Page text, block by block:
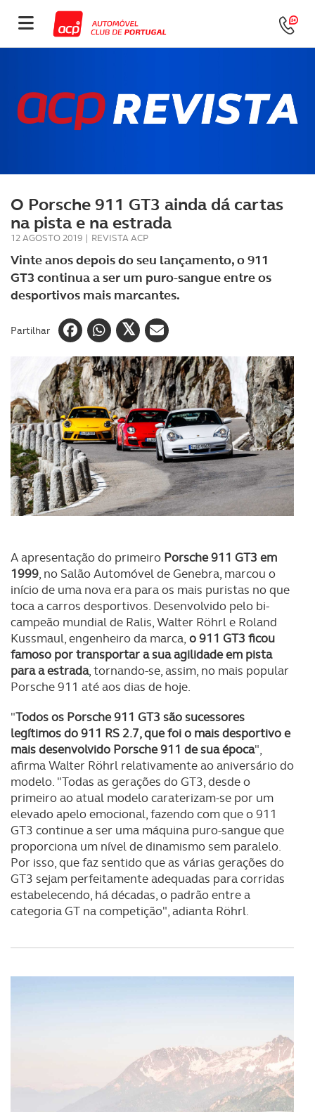
O Porsche 911 GT3 ainda dá cartas
na pista e na estrada
12 AGOSTO 2019 | REVISTA ACP
Vinte anos depois do seu lançamento, o 911
GT3 continua a ser um puro-sangue entre os
desportivos mais marcantes.
Partilhar
A apresentação do primeiro Porsche 911 GT3 em
1999, no Salão Automóvel de Genebra, marcou o
início de uma nova era para os mais puristas no que
toca a carros desportivos. Desenvolvido pelo bi-
campeão mundial de Ralis, Walter Röhrl e Roland
Kussmaul, engenheiro da marca, o 911 GT3 ficou
famoso por transportar a sua agilidade em pista
para a estrada, tornando-se, assim, no mais popular
Porsche 911 até aos dias de hoje.
"Todos os Porsche 911 GT3 são sucessores
legítimos do 911 RS 2.7, que foi o mais desportivo e
mais desenvolvido Porsche 911 de sua época",
afirma Walter Röhrl relativamente ao aniversário do
modelo. "Todas as gerações do GT3, desde o
primeiro ao atual modelo caraterizam-se por um
elevado apelo emocional, fazendo com que o 911
GT3 continue a ser uma máquina puro-sangue que
proporciona um nível de dinamismo sem paralelo.
Por isso, que faz sentido que as várias gerações do
GT3 sejam perfeitamente adequadas para corridas
estabelecendo, há décadas, o padrão entre a
categoria GT na competição", adianta Röhrl.